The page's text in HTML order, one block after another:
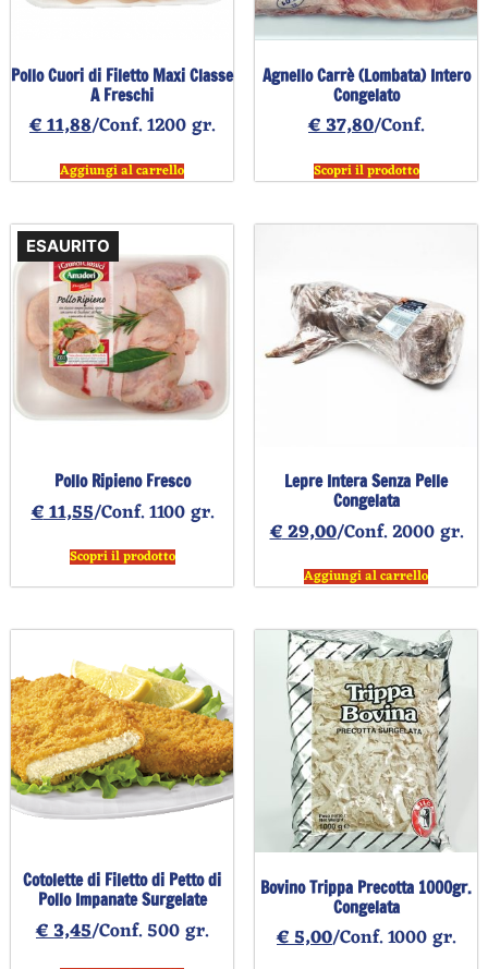
Pollo Cuori di Filetto Maxi Classe
A Freschi
€11,88/Conf. 1200 gr.
Aggiungi al carrello
Agnello Carrè (Lombata) Intero
Congelato
€37,80/Conf.
Scopri il prodotto
ESAURITO
Pollo Ripieno Fresco
€11,55/Conf. 1100 gr.
Scopri il prodotto
Lepre Intera Senza Pelle
Congelata
€29,00/Conf. 2000 gr.
Aggiungi al carrello
Cotolette di Filetto di Petto di
Pollo Impanate Surgelate
€3,45/Conf. 500 gr.
Bovino Trippa Precotta 1000gr.
Congelata
€5,00/Conf. 1000 gr.